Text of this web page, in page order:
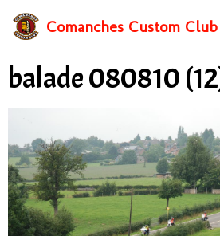
Comanches Custom
balade 080810